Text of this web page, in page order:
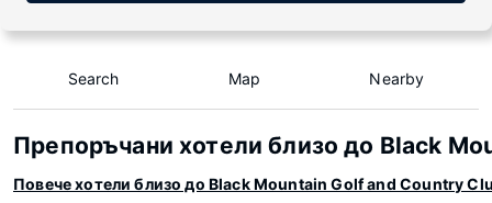
Search Map Nearby
Препоръчани хотели близо до Black
Повече хотели близо до Black Mountain Golf and Country